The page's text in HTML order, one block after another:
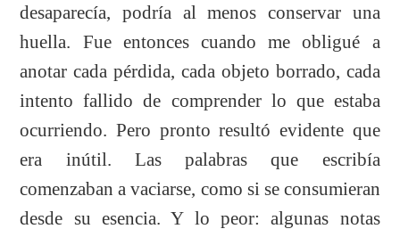
desaparecía, podría al menos conservar una
huella. Fue entonces cuando me obligué a
anotar cada pérdida, cada objeto borrado, cada
intento fallido de comprender lo que estaba
ocurriendo. Pero pronto resultó evidente que
era inútil. Las palabras que escribía
comenzaban a vaciarse, como si se consumieran
desde su esencia. Y lo peor: algunas notas